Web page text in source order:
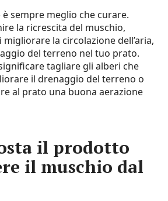
sempre meglio che curare.
la ricrescita del muschio,
la circolazione dell’aria,
del terreno nel tuo prato.
tagliare gli alberi che
il drenaggio del terreno o
al prato una buona aerazione
il prodotto
il muschio dal